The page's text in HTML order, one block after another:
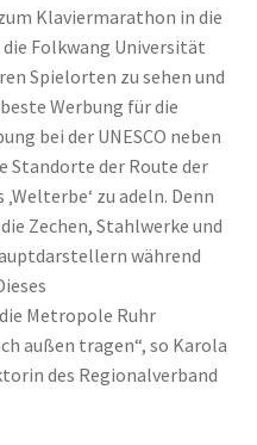
Klaviermarathon in die
Folkwang Universität
Spielorten zu sehen und
Werbung für die
bei der UNESCO neben
Standorte der Route der
zu adeln. Denn
Zechen, Stahlwerke und
während
Metropole Ruhr
außen tragen“, so Karola
des Regionalverband